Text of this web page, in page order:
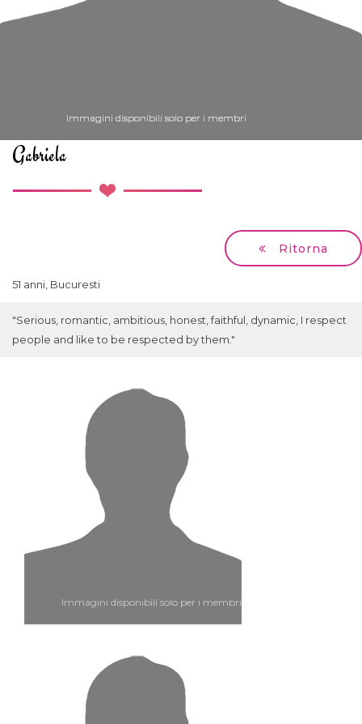
Immagini disponibili solo per i membri
Immagini disponibili solo per i membri
Immagini disponibili solo per i membri
Immagini disponibili solo per i membri
Immagini disponibili solo per i membri
Gabriela
Ritorna
51 anni, Bucuresti
"Serious, romantic, ambitious, honest, faithful, dynamic, I respect
people and like to be respected by them."
Immagini disponibili solo per i membri